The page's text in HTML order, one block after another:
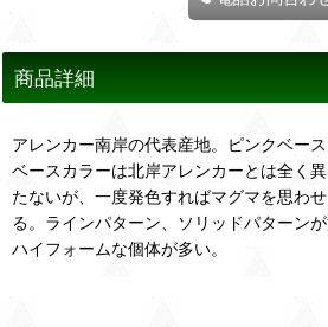
商品詳細
アレンカー南岸の代表産地。ピンクベー
ベースカラーは北岸アレンカーとは全く
たないが、一度発色すればマグマを思わ
る。ラインパターン、ソリッドパターン
ハイフォームな個体が多い。